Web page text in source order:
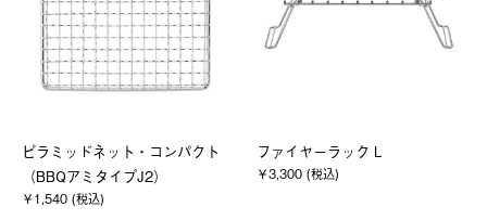
ピラミッドネット・コンパクト
（BBQアミタイプJ2）
￥1,540 (税込)
ファイヤーラック L
￥3,300 (税込)